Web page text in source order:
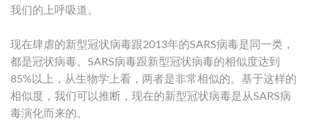
我们的上呼吸道。
现在肆虐的新型冠状病毒跟2013年的SARS病毒是同一类，
都是冠状病毒。SARS病毒跟新型冠状病毒的相似度达到
85%以上，从生物学上看，两者是非常相似的。基于这样的
相似度，我们可以推断，现在的新型冠状病毒是从SARS病
毒演化而来的。